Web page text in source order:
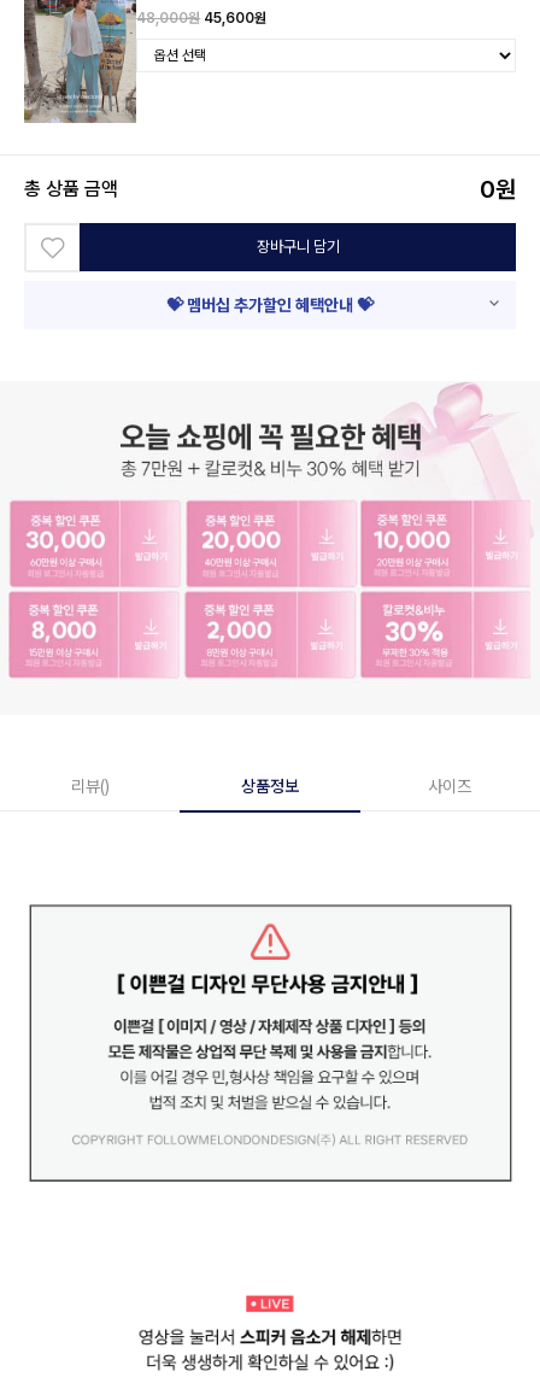
48,000원 45,600원
총 상품 금액 0원
장바구니 담기
💝 멤버십 추가할인 혜택안내 💝
리뷰() 상품정보 사이즈